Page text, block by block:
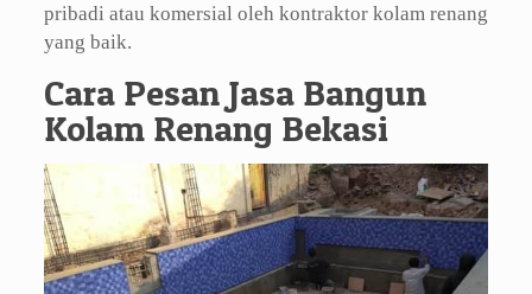
pribadi atau komersial oleh kontraktor kolam renang
yang baik.
Cara Pesan Jasa Bangun
Kolam Renang Bekasi